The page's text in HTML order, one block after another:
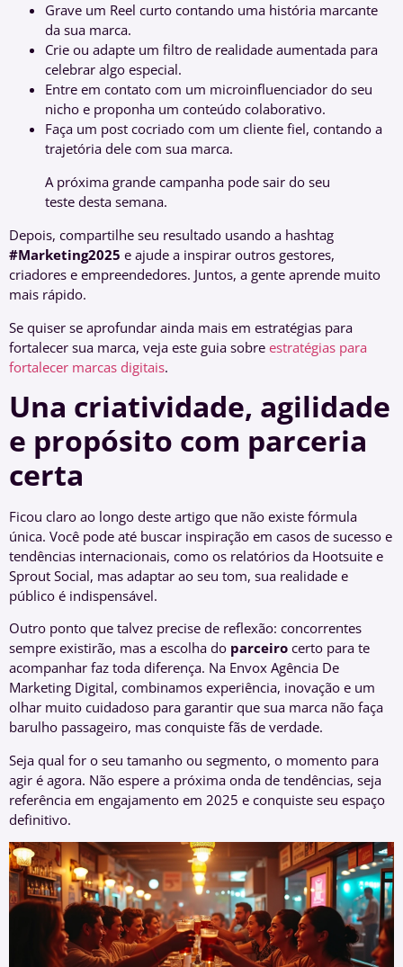
Grave um Reel curto contando uma história marcante
da sua marca.
Crie ou adapte um filtro de realidade aumentada para
celebrar algo especial.
Entre em contato com um microinfluenciador do seu
nicho e proponha um conteúdo colaborativo.
Faça um post cocriado com um cliente fiel, contando a
trajetória dele com sua marca.
A próxima grande campanha pode sair do seu
teste desta semana.
Depois, compartilhe seu resultado usando a hashtag
#Marketing2025 e ajude a inspirar outros gestores,
criadores e empreendedores. Juntos, a gente aprende muito
mais rápido.
Se quiser se aprofundar ainda mais em estratégias para
fortalecer sua marca, veja este guia sobre estratégias para
fortalecer marcas digitais.
Una criatividade, agilidade
e propósito com parceria
certa
Ficou claro ao longo deste artigo que não existe fórmula
única. Você pode até buscar inspiração em casos de sucesso e
tendências internacionais, como os relatórios da Hootsuite e
Sprout Social, mas adaptar ao seu tom, sua realidade e
público é indispensável.
Outro ponto que talvez precise de reflexão: concorrentes
sempre existirão, mas a escolha do parceiro certo para te
acompanhar faz toda diferença. Na Envox Agência De
Marketing Digital, combinamos experiência, inovação e um
olhar muito cuidadoso para garantir que sua marca não faça
barulho passageiro, mas conquiste fãs de verdade.
Seja qual for o seu tamanho ou segmento, o momento para
agir é agora. Não espere a próxima onda de tendências, seja
referência em engajamento em 2025 e conquiste seu espaço
definitivo.